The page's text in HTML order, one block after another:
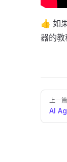
👍 如
器的教
Pager
上一篇
AI